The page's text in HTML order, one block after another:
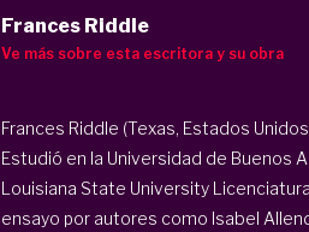
Frances Riddle
Ve más sobre esta escritora y su obra
Frances Riddle (Texas, Estados
Estudió en la Universidad de Buenos
Louisiana State University
ensayo por autores como Isabel